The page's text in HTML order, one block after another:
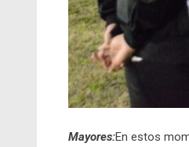
Mayores:En estos